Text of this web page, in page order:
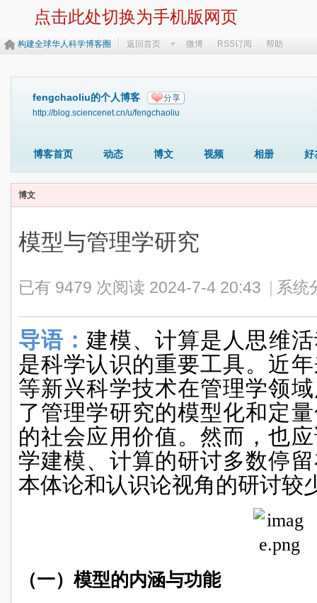
点击此处切换为手机版网页
构建全球华人科学博客圈 返回首页 微博 RSS订阅 帮助
fengchaoliu的个人博客 分享
http://blog.sciencenet.cn/u/fengchaoliu
博客首页 动态 博文 视频 相册 好
博文
模型与管理学研究
已有 9479 次阅读 2024-7-4 20:43 系统
导语： 建模、计算是人思维
是科学认识的重要工具。近
等新兴科学技术在管理学领
了管理学研究的模型化和定
的社会应用价值。然而，也
学建模、计算的研讨多数停
本体论和认识论视角的研讨较
（一）模型的内涵与功能